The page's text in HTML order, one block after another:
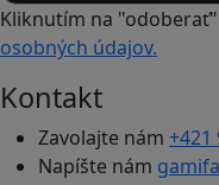
Kliknutím na
osobných údajov.
Kontakt
Zavolajte nám +421
Napíšte nám